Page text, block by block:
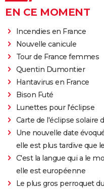
EN CE MOMENT
Incendies en France
Nouvelle canicule
Tour de France femmes
Quentin Dumontier
Hantavirus en France
Bison Futé
Lunettes pour l'éclipse
Carte de l'éclipse solaire
Une nouvelle date
elle est plus tardive que
C'est la langue qui a le
elle est européenne
Le plus gros perroquet